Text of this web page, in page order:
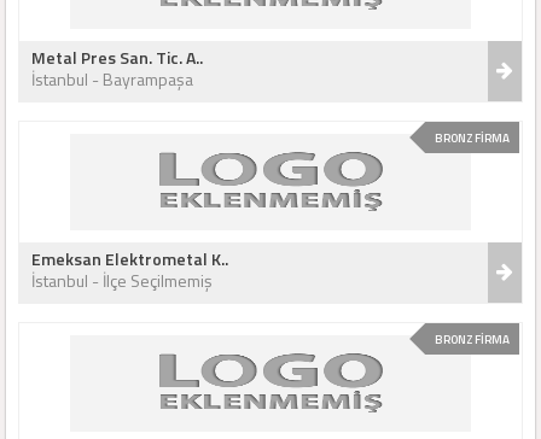
Metal Pres San. Tic. A..
İstanbul - Bayrampaşa
BRONZ FİRMA
Emeksan Elektrometal K..
İstanbul - İlçe Seçilmemiş
BRONZ FİRMA